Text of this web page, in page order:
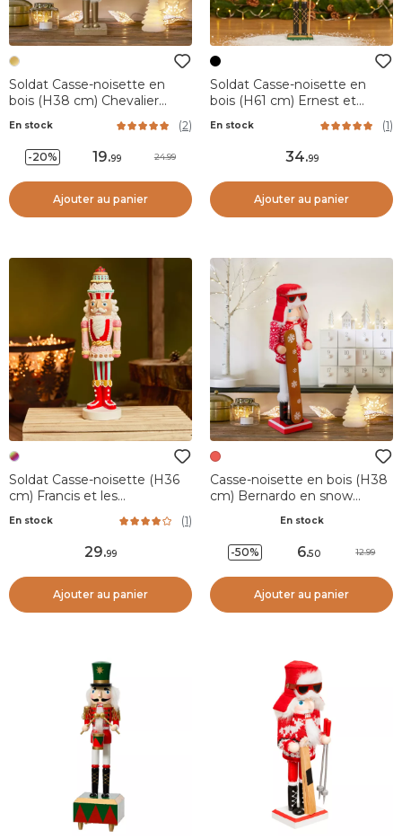
Soldat Casse-noisette en
bois (H38 cm) Chevalier
En stock (2)
-20% 19.99 24.99
Ajouter au panier
Soldat Casse-noisette en
bois (H61 cm) Ernest et
En stock (1)
34.99
Ajouter au panier
Soldat Casse-noisette (H36
cm) Francis et les
En stock (1)
29.99
Ajouter au panier
Casse-noisette en bois (H38
cm) Bernardo en snow
En stock
-50% 6.50 12.99
Ajouter au panier